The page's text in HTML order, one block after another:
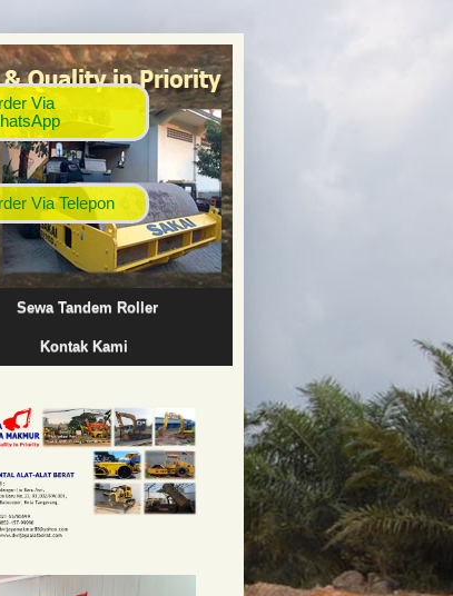
Sewa Tandem Roller
Kontak Kami